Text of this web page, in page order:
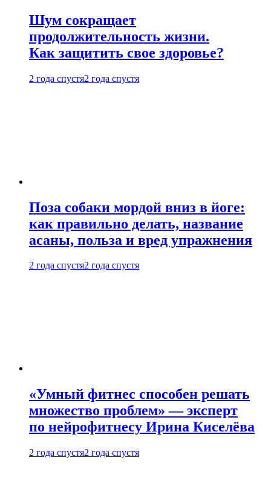
Шум сокращает
продолжительность жизни.
Как защитить свое здоровье?
2 года спустя2 года спустя
Поза собаки мордой вниз в йоге:
как правильно делать, название
асаны, польза и вред упражнения
2 года спустя2 года спустя
«Умный фитнес способен решать
множество проблем» — эксперт
по нейрофитнесу Ирина Киселёва
2 года спустя2 года спустя